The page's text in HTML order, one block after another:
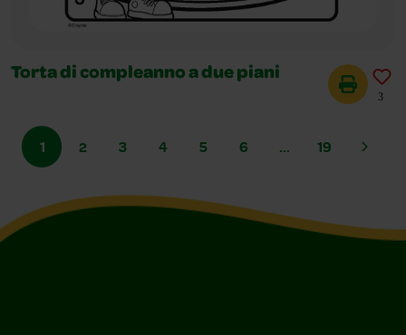
Torta di compleanno a due piani
3
1 2 3 4 5 6 ... 19